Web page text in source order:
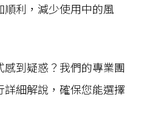
利，減少使用中的風
到疑惑？我們的專業團
細解說，確保您能選擇